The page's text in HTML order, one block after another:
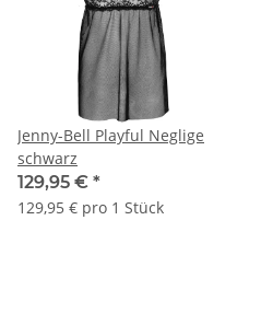
Jenny-Bell Playful Neglige
schwarz
129,95 € *
129,95 € pro 1 Stück